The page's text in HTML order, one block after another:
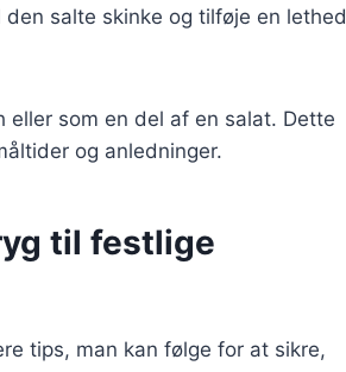
salte skinke og tilføje en lethed
eller som en del af en salat. Dette
og anledninger.
til festlige
tips, man kan følge for at sikre,